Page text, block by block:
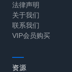
法律声明
关于我们
联系我们
VIP会员购买
资源